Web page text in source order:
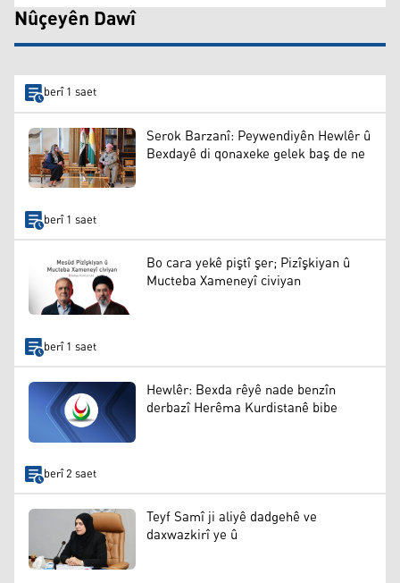
Nûçeyên Dawî
berî 1 saet
Serok Barzanî: Peywendiyên Hewlêr û
Bexdayê di qonaxeke gelek baş de ne
berî 1 saet
Bo cara yekê piştî şer; Pizîşkiyan û
Mucteba Xameneyî civiyan
berî 1 saet
Hewlêr: Bexda rêyê nade benzîn
derbazî Herêma Kurdistanê bibe
berî 2 saet
Teyf Samî ji aliyê dadgehê ve
daxwazkirî ye û